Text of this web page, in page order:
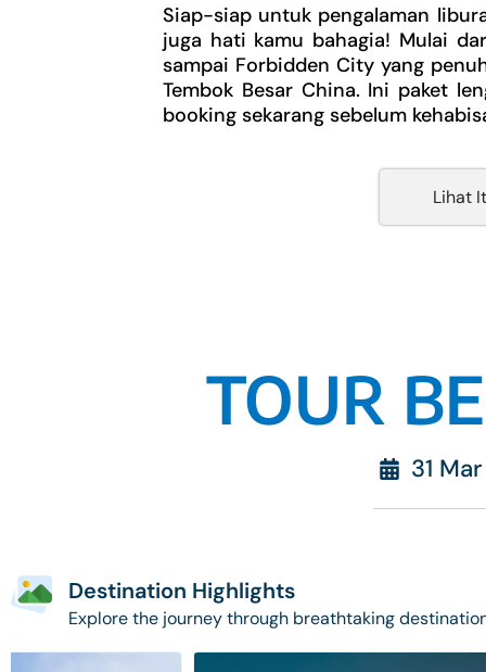
Siap-siap untuk pengalaman
juga hati kamu bahagia! Mulai
sampai Forbidden City yang
Tembok Besar China. Ini paket
booking sekarang sebelum
Lihat
TOUR
31
Destination Highlights
Explore the journey through breathtaking